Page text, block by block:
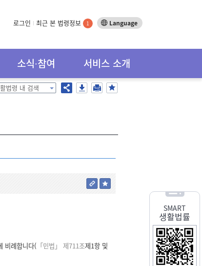
로그인 최근 본 법령정보 1 Language
소식∙참여 서비스 소개
SMART
생활법률
법령 내 검색
비례합니다( 「민법」 제711조제1항 및